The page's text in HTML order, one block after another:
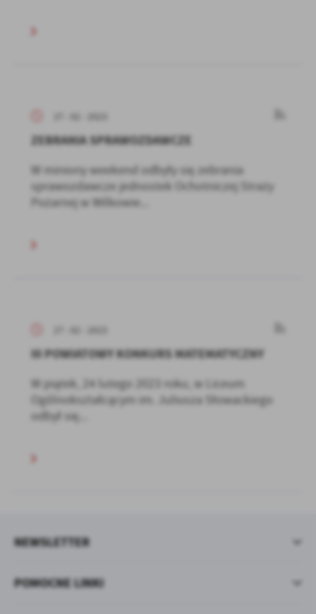
ZEBRANIA SPRAWOZDAWCZE
W miniony weekend odbyły się zebrania
sprawozdawcze jednostek Ochotniczej Straży
Pożarnej w Wilkowie...
III POWIATOWY KONKURS MATEMATYCZNY
W piątek, 24 lutego 2023 roku, w Liceum
Ogólnokształcącym im. Juliusza Słowackiego
odbył się...
POMOCNE LINKI
NEWSLETTER